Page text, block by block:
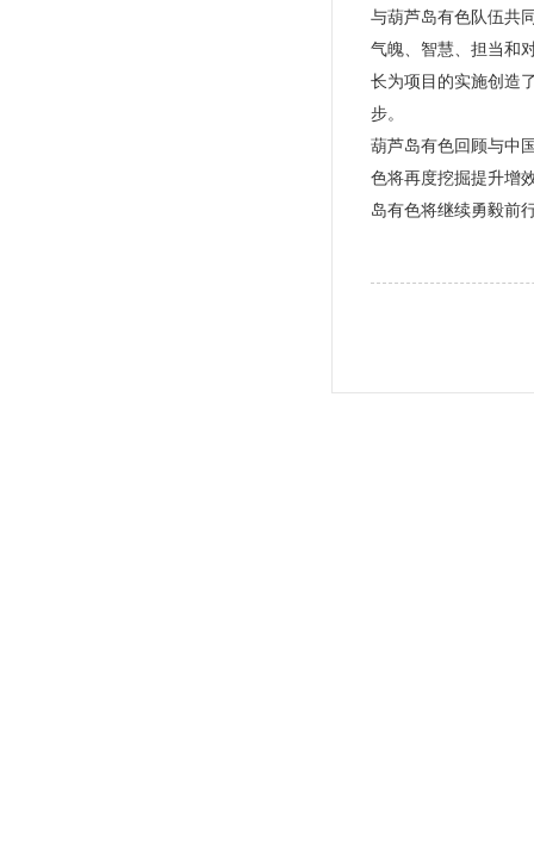
与葫芦岛有色队伍共
气魄、智慧、担当和
长为项目的实施创造
步。
葫芦岛有色回顾与中
色将再度挖掘提升增
岛有色将继续勇毅前